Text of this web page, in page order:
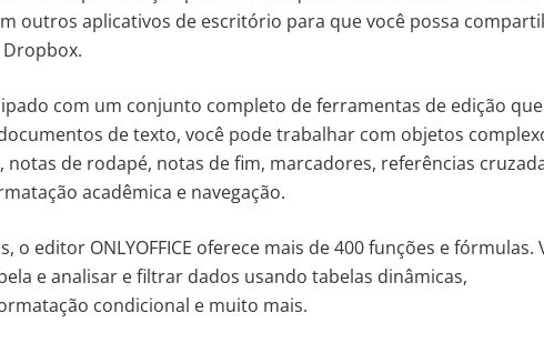
outros aplicativos de escritório para que você possa
com um conjunto completo de ferramentas de edição
de texto, você pode trabalhar com objetos
de rodapé, notas de fim, marcadores, referências
acadêmica e navegação.
o editor ONLYOFFICE oferece mais de 400 funções e fórmulas.
e analisar e filtrar dados usando tabelas dinâmicas,
condicional e muito mais.